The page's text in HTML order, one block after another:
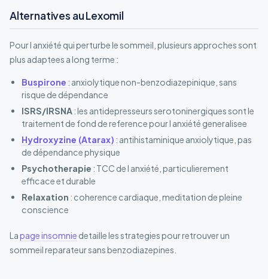
Alternatives au Lexomil
Pour l anxiété qui perturbe le sommeil, plusieurs approches sont
plus adaptees a long terme :
Buspirone : anxiolytique non-benzodiazepinique, sans
risque de dépendance
ISRS/IRSNA: les antidepresseurs serotoninergiques sont le
traitement de fond de reference pour l anxiété generalisee
Hydroxyzine (Atarax) : antihistaminique anxiolytique, pas
de dépendance physique
Psychotherapie : TCC de l anxiété, particulierement
efficace et durable
Relaxation : coherence cardiaque, meditation de pleine
conscience
Lapage insomnie detaille les strategies pour retrouver un
sommeil reparateur sans benzodiazepines.